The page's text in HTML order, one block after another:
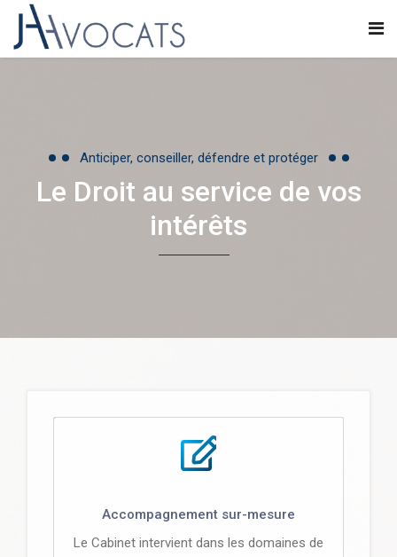
Anticiper, conseiller, défendre et protéger
Le Droit au service de vos
intérêts
Accompagnement sur-mesure
Le Cabinet intervient dans les domaines de